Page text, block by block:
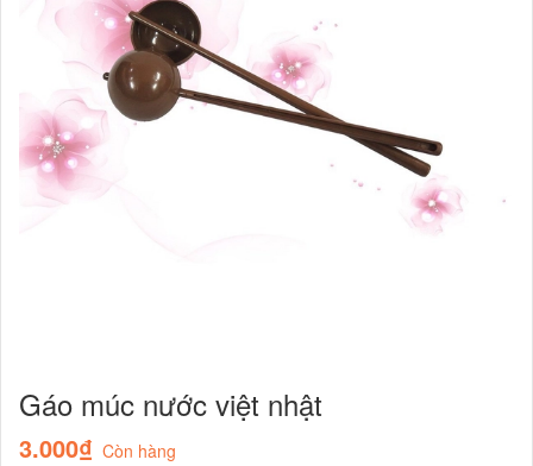
Gáo múc nước việt nhật
3.000₫ Còn hàng